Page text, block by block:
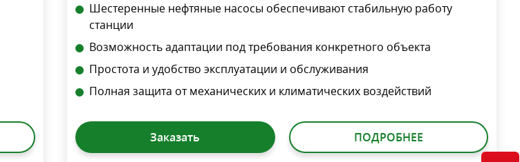
Шестеренные нефтяные насосы обеспечивают стабильную работу
станции
Возможность адаптации под требования конкретного объекта
Простота и удобство эксплуатации и обслуживания
Полная защита от механических и климатических воздействий
Заказать ПОДРОБНЕЕ